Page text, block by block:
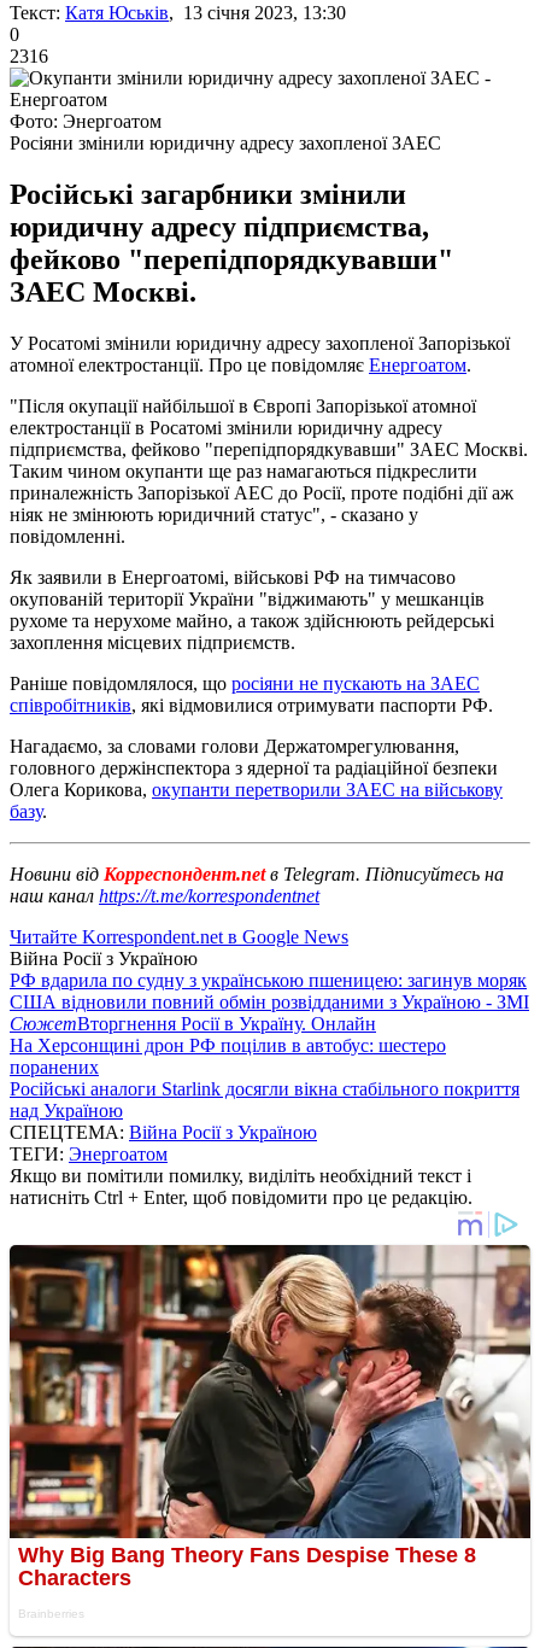
Текст: Катя Юськів, 13 січня 2023, 13:30
0
2316
Фото: Энергоатом
Росіяни змінили юридичну адресу захопленої ЗАЕС
Російські загарбники змінили
юридичну адресу підприємства,
фейково "перепідпорядкувавши"
ЗАЕС Москві.
У Росатомі змінили юридичну адресу захопленої Запорізької
атомної електростанції. Про це повідомляє Енергоатом.
"Після окупації найбільшої в Європі Запорізької атомної
електростанції в Росатомі змінили юридичну адресу
підприємства, фейково "перепідпорядкувавши" ЗАЕС Москві.
Таким чином окупанти ще раз намагаються підкреслити
приналежність Запорізької АЕС до Росії, проте подібні дії аж
ніяк не змінюють юридичний статус", - сказано у
повідомленні.
Як заявили в Енергоатомі, військові РФ на тимчасово
окупованій території України "віджимають" у мешканців
рухоме та нерухоме майно, а також здійснюють рейдерські
захоплення місцевих підприємств.
Раніше повідомлялося, що росіяни не пускають на ЗАЕС
співробітників, які відмовилися отримувати паспорти РФ.
Нагадаємо, за словами голови Держатомрегулювання,
головного держінспектора з ядерної та радіаційної безпеки
Олега Корикова, окупанти перетворили ЗАЕС на військову
базу.
Новини від Корреспондент.netв Telegram. Підписуйтесь на
наш канал https://t.me/korrespondentnet
Читайте Korrespondent.net в Google News
Війна Росії з Україною
РФ вдарила по судну з українською пшеницею: загинув моряк
США відновили повний обмін розвідданими з Україною - ЗМІ
СюжетВторгнення Росії в Україну. Онлайн
На Херсонщині дрон РФ поцілив в автобус: шестеро
поранених
Російські аналоги Starlink досягли вікна стабільного покриття
над Україною
СПЕЦТЕМА: Війна Росії з Україною
ТЕГИ: Энергоатом
Якщо ви помітили помилку, виділіть необхідний текст і
натисніть Ctrl + Enter, щоб повідомити про це редакцію.